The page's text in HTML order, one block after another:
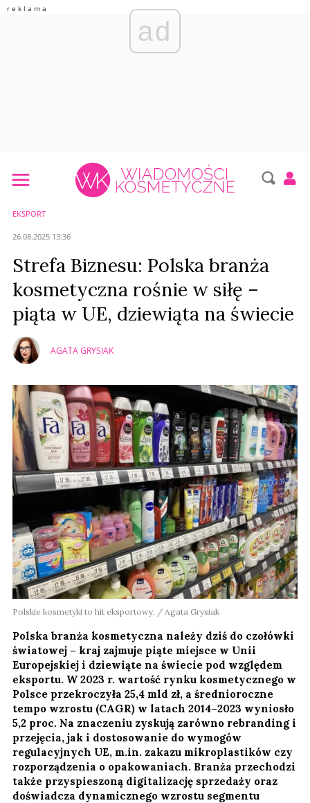
ad
EKSPORT
26.08.2025 13:36
Strefa Biznesu: Polska branża
kosmetyczna rośnie w siłę –
piąta w UE, dziewiąta na świecie
AGATA GRYSIAK
Polskie kosmetyki to hit eksportowy. / Agata Grysiak
Polska branża kosmetyczna należy dziś do czołówki
światowej – kraj zajmuje piąte miejsce w Unii
Europejskiej i dziewiąte na świecie pod względem
eksportu. W 2023 r. wartość rynku kosmetycznego w
Polsce przekroczyła 25,4 mld zł, a średnioroczne
tempo wzrostu (CAGR) w latach 2014–2023 wyniosło
5,2 proc. Na znaczeniu zyskują zarówno rebranding i
przejęcia, jak i dostosowanie do wymogów
regulacyjnych UE, m.in. zakazu mikroplastików czy
rozporządzenia o opakowaniach. Branża przechodzi
także przyspieszoną digitalizację sprzedaży oraz
doświadcza dynamicznego wzrostu segmentu